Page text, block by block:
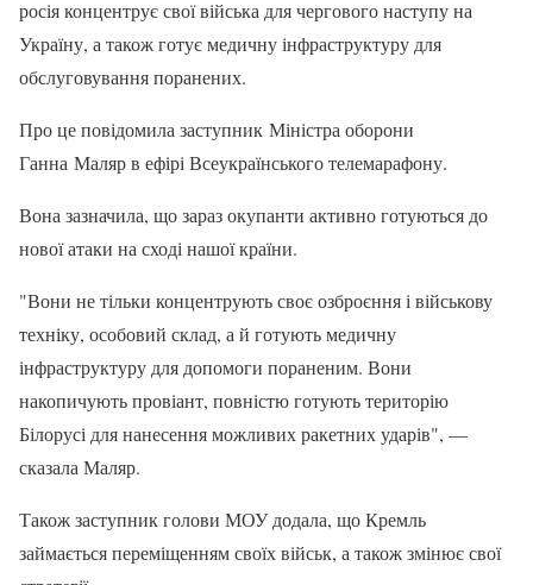
росія концентрує свої війська для чергового наступу на
Україну, а також готує медичну інфраструктуру для
обслуговування поранених.
Про це повідомила заступник Міністра оборони
Ганна Маляр в ефірі Всеукраїнського телемарафону.
Вона зазначила, що зараз окупанти активно готуються до
нової атаки на сході нашої країни.
"Вони не тільки концентрують своє озброєння і військову
техніку, особовий склад, а й готують медичну
інфраструктуру для допомоги пораненим. Вони
накопичують провіант, повністю готують територію
Білорусі для нанесення можливих ракетних ударів", —
сказала Маляр.
Також заступник голови МОУ додала, що Кремль
займається переміщенням своїх військ, а також змінює свої